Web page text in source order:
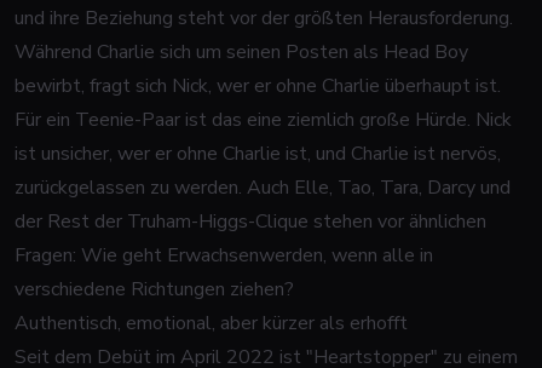
und ihre Beziehung steht vor der größten Herausforderung.
Während Charlie sich um seinen Posten als Head Boy
bewirbt, fragt sich Nick, wer er ohne Charlie überhaupt ist.
Für ein Teenie-Paar ist das eine ziemlich große Hürde. Nick
ist unsicher, wer er ohne Charlie ist, und Charlie ist nervös,
zurückgelassen zu werden. Auch Elle, Tao, Tara, Darcy und
der Rest der Truham-Higgs-Clique stehen vor ähnlichen
Fragen: Wie geht Erwachsenwerden, wenn alle in
verschiedene Richtungen ziehen?
Authentisch, emotional, aber kürzer als erhofft
Seit dem Debüt im April 2022 ist "Heartstopper" zu einem